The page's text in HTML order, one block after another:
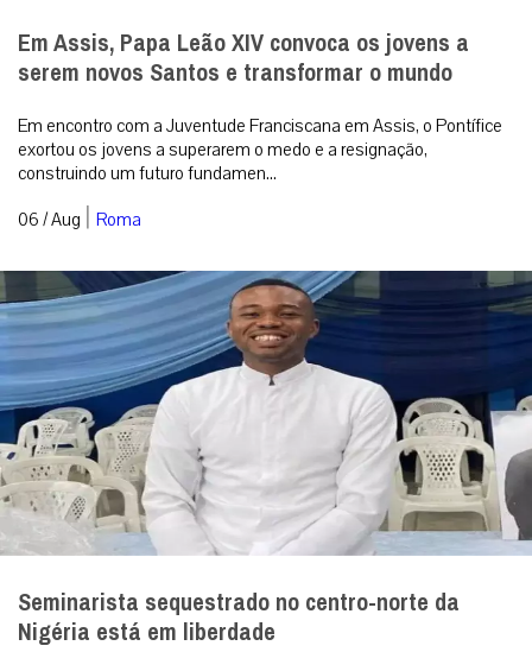
Em Assis, Papa Leão XIV convoca os jovens a
serem novos Santos e transformar o mundo
Em encontro com a Juventude Franciscana em Assis, o Pontífice
exortou os jovens a superarem o medo e a resignação,
construindo um futuro fundamen...
06 / Aug | Roma
Seminarista sequestrado no centro-norte da
Nigéria está em liberdade